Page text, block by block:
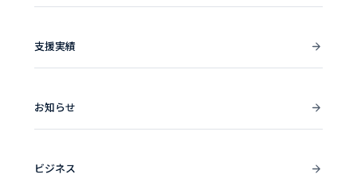
支援実績
お知らせ
ビジネス